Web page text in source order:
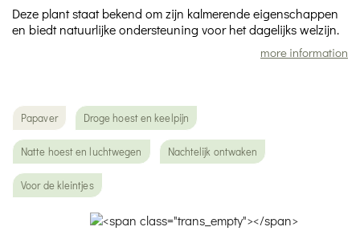
Deze plant staat bekend om zijn kalmerende eigenschappen
en biedt natuurlijke ondersteuning voor het dagelijks welzijn.
more information
Papaver Droge hoest en keelpijn
Natte hoest en luchtwegen Nachtelijk ontwaken
Voor de kleintjes